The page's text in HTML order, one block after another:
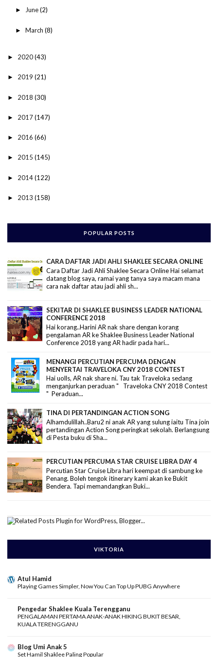
► June(2)
► March (8)
► 2020(43)
► 2019 (21)
► 2018 (30)
► 2017(147)
► 2016 (66)
► 2015 (145)
► 2014(122)
► 2013 (158)
POPULAR POSTS
CARA DAFTAR JADI AHLI SHAKLEE SECARA ONLINE
Cara Daftar Jadi Ahli Shaklee Secara Online Hai selamat
datang blog saya, ramai yang tanya saya macam mana
cara nak daftar atau jadi ahli sh...
SEKITAR DI SHAKLEE BUSINESS LEADER NATIONAL
CONFERENCE 2018
Hai korang..Harini AR nak share dengan korang
pengalaman AR ke Shaklee Business Leader National
Conference 2018 yang AR hadir pada hari...
MENANGI PERCUTIAN PERCUMA DENGAN
MENYERTAI TRAVELOKA CNY 2018 CONTEST
Hai uolls, AR nak share ni. Tau tak Traveloka sedang
menganjurkan peraduan " Traveloka CNY 2018 Contest
" Peraduan...
TINA DI PERTANDINGAN ACTION SONG
Alhamdulillah..Baru2 ni anak AR yang sulung iaitu Tina join
pertandingan Action Song peringkat sekolah. Berlangsung
di Pesta buku di Sha...
PERCUTIAN PERCUMA STAR CRUISE LIBRA DAY 4
Percutian Star Cruise Libra hari keempat di sambung ke
Penang. Boleh tengok itinerary kami akan ke Bukit
Bendera. Tapi memandangkan Buki...
VIKTORIA
Atul Hamid
Playing Games Simpler, Now You Can Top Up PUBG Anywhere
Pengedar Shaklee Kuala Terengganu
PENGALAMAN PERTAMA ANAK-ANAK HIKING BUKIT BESAR,
KUALA TERENGGANU
Blog Umi Anak 5
Set Hamil Shaklee Paling Popular